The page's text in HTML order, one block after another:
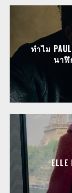
ทำไม
นาฬิ
ELLE